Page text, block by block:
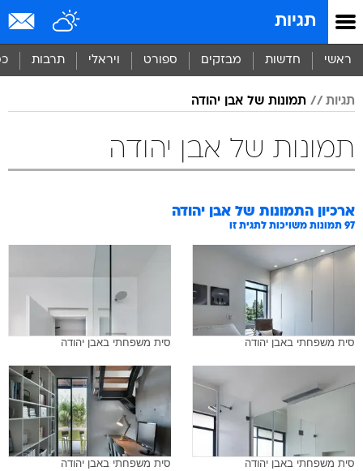
תגיות
ראשי חדשות מבזקים ספורט ויראלי תרבות
תגיות תמונות של אבן יהודה
תמונות של אבן יהודה
ארכיון התמונות של אבן יהודה
97 תמונות משויכות לתגית זו
סית משפחתי באבן יהודה סית משפחתי באבן יהודה
סית משפחתי באבן יהודה סית משפחתי באבן יהודה